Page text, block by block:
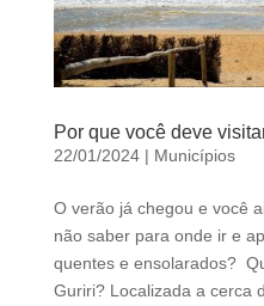
s
h
o
l
d
e
l
e
f
Por que você deve
22/01/2024| Municípios
O verão já chegou e você
não saber para onde ir e
quentes e ensolarados?
Guriri? Localizada a cerca